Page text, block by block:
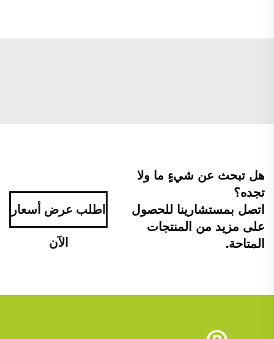
هل تبحث عن شيءٍ ما ولا
تجده؟
اتصل بمستشارينا للحصول
على مزيد من المنتجات
المتاحة.
اطلب عرض أسعار
الآن